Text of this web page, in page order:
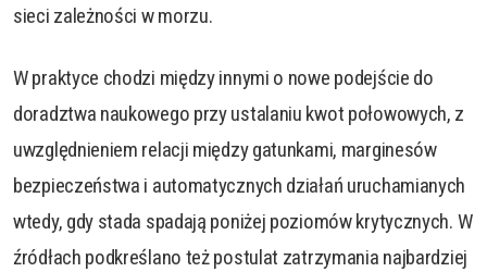
sieci zależności w morzu.
W praktyce chodzi między innymi o nowe podejście do
doradztwa naukowego przy ustalaniu kwot połowowych, z
uwzględnieniem relacji między gatunkami, marginesów
bezpieczeństwa i automatycznych działań uruchamianych
wtedy, gdy stada spadają poniżej poziomów krytycznych. W
źródłach podkreślano też postulat zatrzymania najbardziej